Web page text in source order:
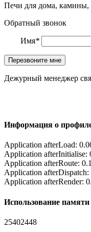
Печи для дома, камины,
Обратный звонок
Имя*
Дежурный менеджер
Информация о
Application afterLoad:
Application afterInitialise:
Application afterRoute:
Application
Application afterRender:
Использование памяти
25402448